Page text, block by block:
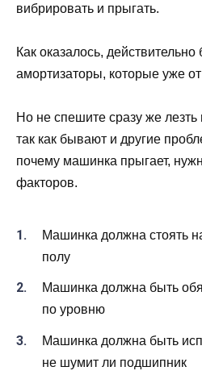
вибрировать и прыгать.
Как оказалось,
амортизаторы, которые уже
Но не спешите сразу же
так как бывают и другие
почему машинка прыгает,
факторов.
Машинка должна стоять
полу
Машинка должна быть
по уровню
Машинка должна быть
не шумит ли подшипник